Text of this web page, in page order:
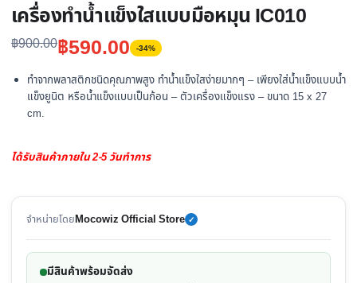
เครื่องทำน้ำแข็งใสแบบมือหมุน IC010
฿900.00
Original
price
was:
฿900.00.
฿590.00
Current
price
is:
฿590.00.
-34%
ทำจากพลาสติกชนิดคุณภาพสูง ทำน้ำแข็งใสง่ายมากๆ – เพียงใส่น้ำแข็งแบบน้ำ
แข็งยูนิต หรือน้ำแข็งแบบเป็นก้อน – ตัวเครื่องแข็งแรง – ขนาด 15 x 27
cm.
ได้รับสินค้าภายใน 2-5 วันทำการ
จำหน่ายโดยMocowiz Official Store ✓
มีสินค้าพร้อมจัดส่ง